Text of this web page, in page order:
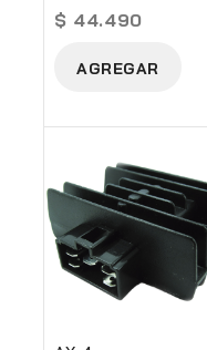
0
out
$ 44.490
AGREGAR